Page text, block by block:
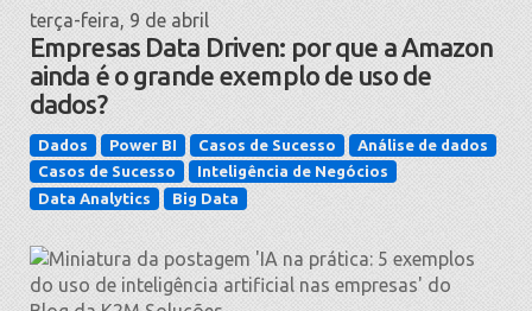
terça-feira, 9 de abril
Empresas Data Driven: por que a Amazon
ainda é o grande exemplo de uso de
dados?
Dados Power BI Casos de Sucesso
Análise de dados
Casos de Sucesso
Inteligência de Negócios
Data Analytics
Big Data